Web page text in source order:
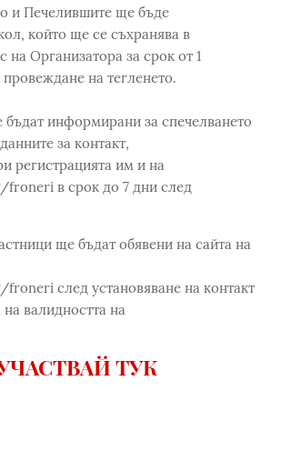
и Печелившите ще бъде
който ще се съхранява в
на Организатора за срок от 1
на тегленето.
информирани за спечелването
за контакт,
регистрацията им и на
froneri в срок до 7 дни след
ще бъдат обявени на сайта на
след установяване на контакт
валидността на
ТУК